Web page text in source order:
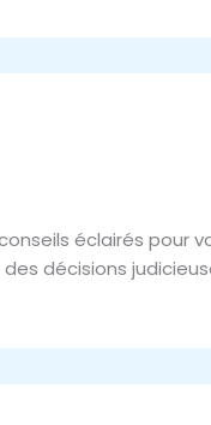
éclairés pour
décisions